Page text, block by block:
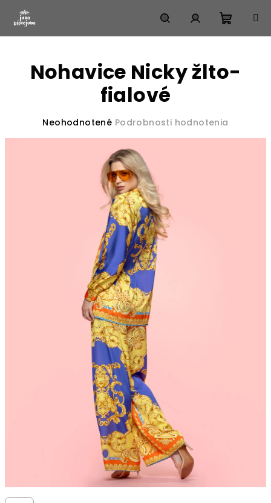
obsah
HľadaťPrihlásenie
košík
Nohavice Nicky žlto-
fialové
Priemerné
Neohodnotené Podrobnosti hodnotenia